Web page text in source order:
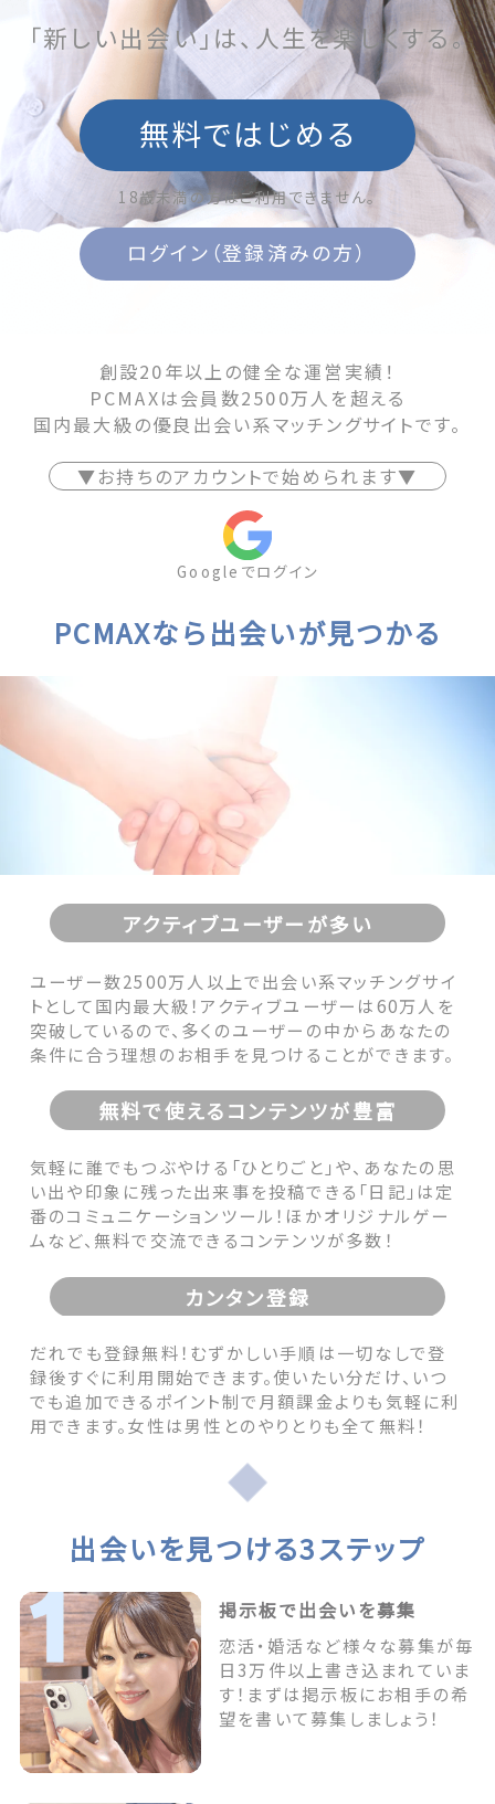
「新しい出会い」は、人生を楽しくする。
無料ではじめる
18歳未満の方はご利用できません。
ログイン（登録済みの方）
創設20年以上の健全な運営実績！
PCMAXは会員数2500万人を超える
国内最大級の優良出会い系マッチングサイトです。
▼お持ちのアカウントで始められます▼
Googleでログイン
PCMAXなら出会いが見つかる
アクティブユーザーが多い
ユーザー数2500万人以上で出会い系マッチングサイ
トとして国内最大級！アクティブユーザーは60万人を
突破しているので、多くのユーザーの中からあなたの
条件に合う理想のお相手を見つけることができます。
無料で使えるコンテンツが豊富
気軽に誰でもつぶやける「ひとりごと」や、あなたの思
い出や印象に残った出来事を投稿できる「日記」は定
番のコミュニケーションツール！ほかオリジナルゲー
ムなど、無料で交流できるコンテンツが多数！
カンタン登録
だれでも登録無料！むずかしい手順は一切なしで登
録後すぐに利用開始できます。使いたい分だけ、いつ
でも追加できるポイント制で月額課金よりも気軽に利
用できます。女性は男性とのやりとりも全て無料！
出会いを見つける3ステップ
掲示板で出会いを募集
恋活・婚活など様々な募集が毎
日3万件以上書き込まれていま
す！まずは掲示板にお相手の希
望を書いて募集しましょう！